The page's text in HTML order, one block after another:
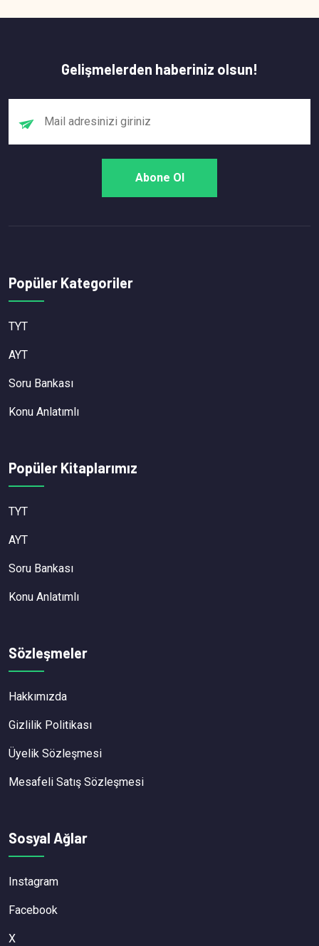
Gelişmelerden haberiniz olsun!
Popüler Kategoriler
TYT
AYT
Soru Bankası
Konu Anlatımlı
Popüler Kitaplarımız
TYT
AYT
Soru Bankası
Konu Anlatımlı
Sözleşmeler
Hakkımızda
Gizlilik Politikası
Üyelik Sözleşmesi
Mesafeli Satış Sözleşmesi
Sosyal Ağlar
Instagram
Facebook
X